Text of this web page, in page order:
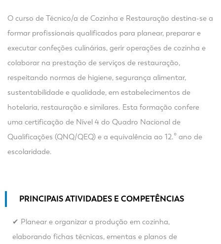
O curso de Técnico/a de Cozinha e Restauração destina-se a
formar profissionais qualificados para planear, preparar e
executar confeções culinárias, gerir operações de cozinha e
colaborar na prestação de serviços de restauração,
respeitando normas de higiene, segurança alimentar,
sustentabilidade e qualidade, em estabelecimentos de
hotelaria, restauração e similares. Esta formação confere
uma certificação de Nível 4 do Quadro Nacional de
Qualificações (QNQ/QEQ) e a equivalência ao 12.º ano de
escolaridade.
PRINCIPAIS ATIVIDADES E COMPETÊNCIAS
✔ Planear e organizar a produção em cozinha,
elaborando fichas técnicas, ementas e planos de